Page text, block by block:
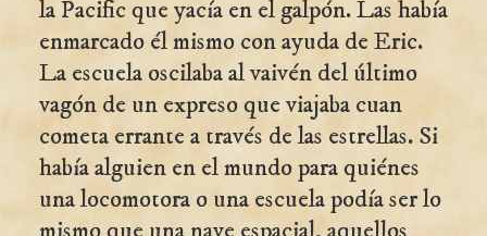
la Pacific que yacía en el galpón. Las había
enmarcado él mismo con ayuda de Eric.
La escuela oscilaba al vaivén del último
vagón de un expreso que viajaba cuan
cometa errante a través de las estrellas. Si
había alguien en el mundo para quiénes
una locomotora o una escuela podía ser lo